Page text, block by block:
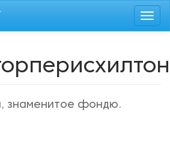
знаменитое фондю.